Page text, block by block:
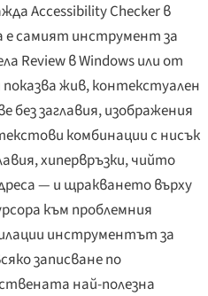
Accessibility Checker в
самият инструмент за
Review в Windows или от
жив, контекстуален
без заглавия, изображения
комбинации с нисък
хипервръзки, чийто
— и щракването върху
към проблемния
инструментът за
записване по
най-полезна